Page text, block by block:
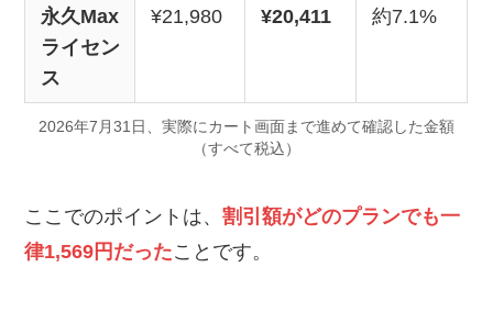
永久Max
ライセン
ス
¥21,980 ¥20,411 約7.1%
2026年7月31日、実際にカート画面まで進めて確認した金額
（すべて税込）
ここでのポイントは、割引額がどのプランでも一
律1,569円だったことです。